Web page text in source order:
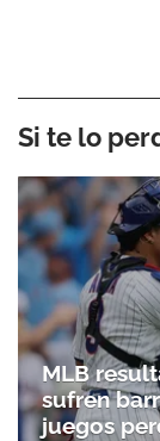
Si te lo
MLB
sufren
juegos